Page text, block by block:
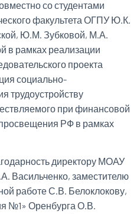
со студентами
факультета ОГПУ Ю.К.
Ю.М. Зубковой, М.А.
в рамках реализации
проекта
социально-
трудоустройству
при финансовой
РФ в рамках
директору МОАУ
Васильченко, заместителю
работе С.В. Белоклокову,
№1» Оренбурга О.В.